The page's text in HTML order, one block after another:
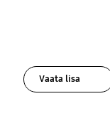
Vaata lisa